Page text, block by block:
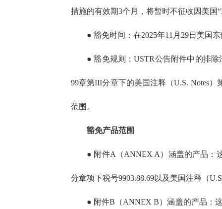
措施的有效期3个月，将暂时不征收因美国
● 豁免时间：在2025年11月29日美国
● 豁免规则：USTR公告附件中的排
99章第III分章下的美国注释（U.S. Notes
范围。
豁免产品范围
● 附件A（ANNEX A）涵盖的产品：
分章项下税号9903.88.69以及美国注释（
● 附件B（ANNEX B）涵盖的产品：